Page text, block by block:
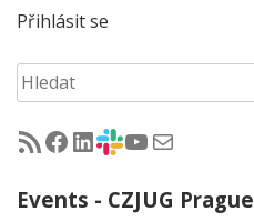
Přihlásit se
Hledat
RSS - články na jug.cz
Facebook skupina Czech Java User Group
LinkedIn skupina Czech Java User Group
CZJUG Slack fórum
CZJUG YouTube kanálCZJUG email
Events - CZJUG Prague